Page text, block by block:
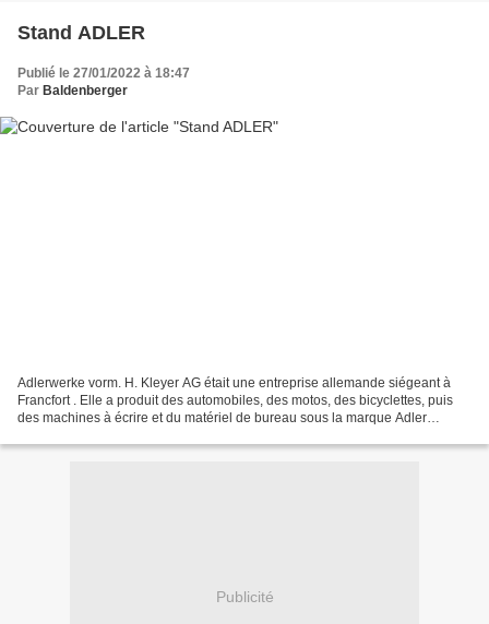
Stand ADLER
Publié le 27/01/2022 à 18:47
Par Baldenberger
Adlerwerke vorm. H. Kleyer AG était une entreprise allemande siégeant à
Francfort . Elle a produit des automobiles, des motos, des bicyclettes, puis
des machines à écrire et du matériel de bureau sous la marque Adler
Publicité